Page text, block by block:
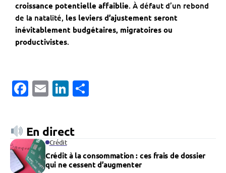
croissance potentielle affaiblie. À défaut d’un rebond
de la natalité, les leviers d’ajustement seront
inévitablement budgétaires, migratoires ou
productivistes.
Facebook
EmailLinkedIn
En direct
Crédit
Crédit à la consommation : ces frais de dossier
qui ne cessent d’augmenter